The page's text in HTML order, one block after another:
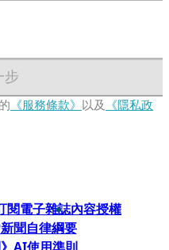
步
《服務條款》 以及 《隱私政
閱電子雜誌內容授權
新聞自律綱要